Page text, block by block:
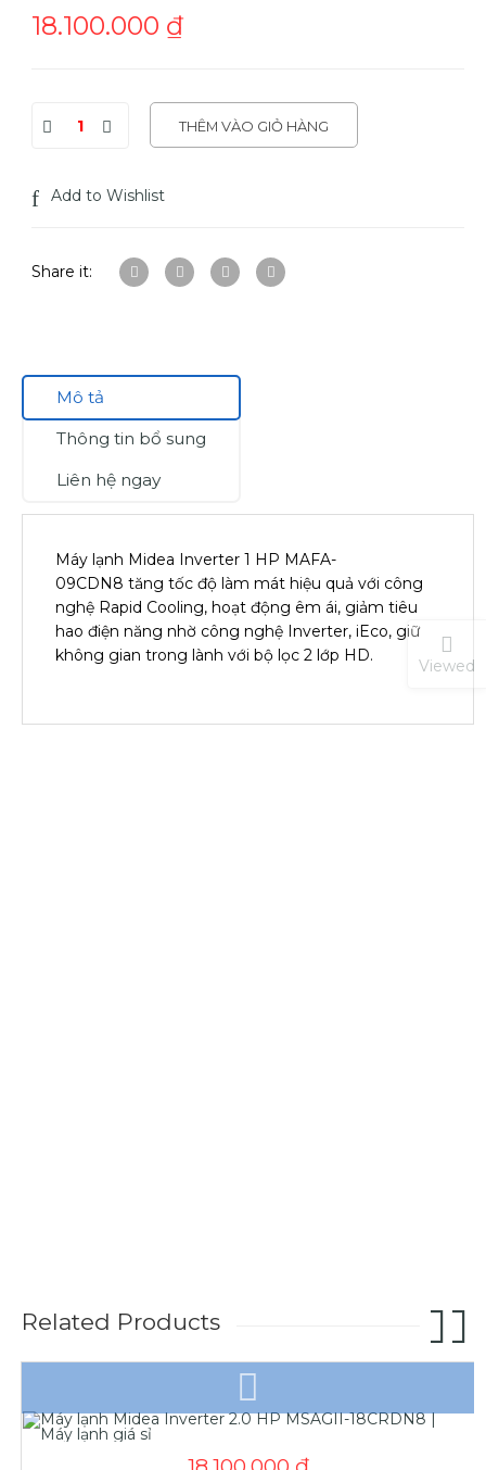
18.100.000 ₫
THÊM VÀO GIỎ HÀNG
Add to Wishlist
Share it:
Mô tả
Thông tin bổ sung
Liên hệ ngay
Máy lạnh Midea Inverter 1 HP MAFA-
09CDN8 tăng tốc độ làm mát hiệu quả với công
nghệ Rapid Cooling, hoạt động êm ái, giảm tiêu
hao điện năng nhờ công nghệ Inverter, iEco, giữ
không gian trong lành với bộ lọc 2 lớp HD.
Related Products
Viewed